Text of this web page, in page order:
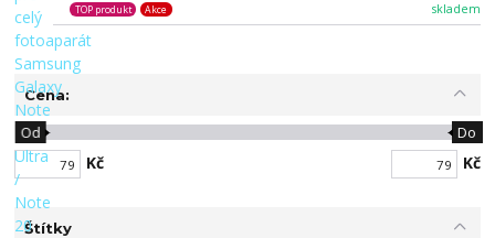
skladem
TOP produkt Akce
Cena:
Kč
Od Do
Kč
Štítky